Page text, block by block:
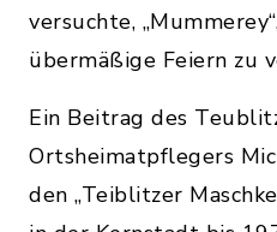
versuchte,
übermäßige Feiern zu
Ein Beitrag des
Ortsheimatpflegers
den „Teiblitzer